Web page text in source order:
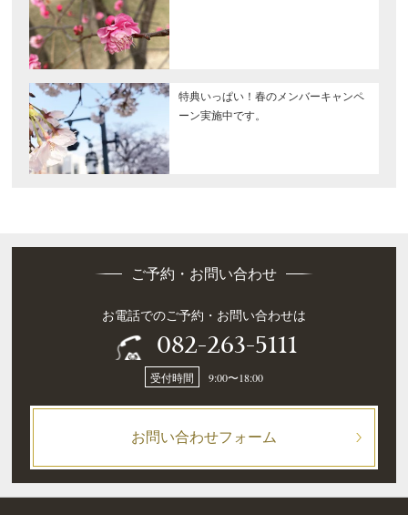
特典いっぱい！春のメンバーキャンペ
ーン実施中です。
ご予約・お問い合わせ
お電話でのご予約・お問い合わせは
082-263-5111
受付時間 9:00〜18:00
お問い合わせフォーム